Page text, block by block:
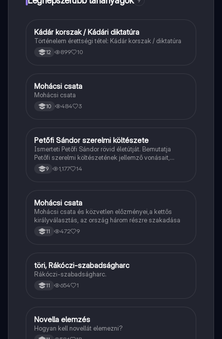
Töri
Kádár korszak / Kádári diktatúra
Történelem érettségi tétel: Kádár korszak / diktatúra
12 899 10
Magyar
Mohácsi csata
Mohácsi csata
10 484 3
Magyar
Petőfi Sándor szerelmi költészete
Ismerteti Petőfi Sándor rövid életútját. Bemutatja
Petőfi szerelmi költészetének jellemző vonásait,
vereseinek ihletőit és külön kitér a hitvesi
költészetére.
9 1,177 14
Töri
Mohácsi csata
Mohácsi csata és közvetlen előzményei,a kettős
királyválasztás, az ország három részre szakadása
11 472 9
Töri
töri, Rákóczi-szabadságharc
Rákóczi-szabadságharc.
11 654 1
Magyar
Novella elemzés
Hogyan kell novellát elemezni?